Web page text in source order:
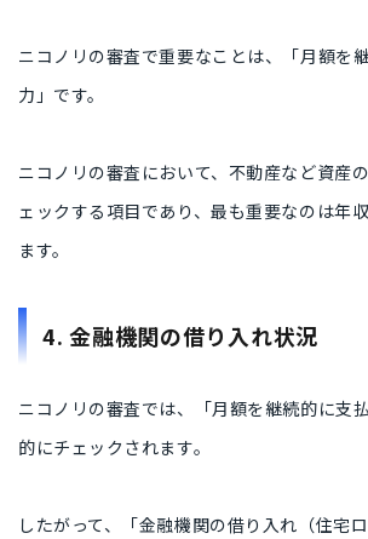
ニコノリの審査で重要なことは、「月額を
力」です。
ニコノリの審査において、不動産など資産
ェックする項目であり、最も重要なのは年
ます。
4. 金融機関の借り入れ状況
ニコノリの審査では、「月額を継続的に支
的にチェックされます。
したがって、「金融機関の借り入れ（住宅